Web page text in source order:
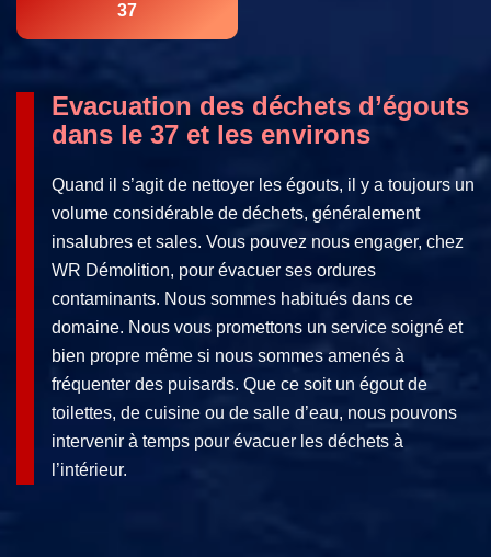
37
Evacuation des déchets d’égouts
dans le 37 et les environs
Quand il s’agit de nettoyer les égouts, il y a toujours un
volume considérable de déchets, généralement
insalubres et sales. Vous pouvez nous engager, chez
WR Démolition, pour évacuer ses ordures
contaminants. Nous sommes habitués dans ce
domaine. Nous vous promettons un service soigné et
bien propre même si nous sommes amenés à
fréquenter des puisards. Que ce soit un égout de
toilettes, de cuisine ou de salle d’eau, nous pouvons
intervenir à temps pour évacuer les déchets à
l’intérieur.